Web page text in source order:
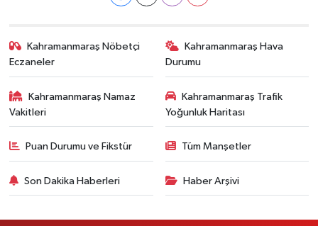
Kahramanmaraş Nöbetçi
Eczaneler
Kahramanmaraş Hava
Durumu
Kahramanmaraş Namaz
Vakitleri
Kahramanmaraş Trafik
Yoğunluk Haritası
Puan Durumu ve Fikstür Tüm Manşetler
Son Dakika Haberleri Haber Arşivi